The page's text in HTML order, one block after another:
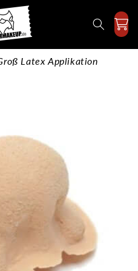
Latex Applikation